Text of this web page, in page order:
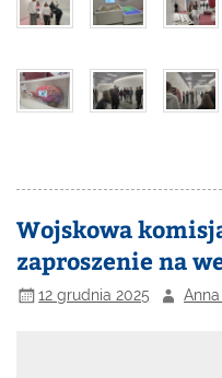
Wojskowa
zaproszenie na
12 grudnia 2025